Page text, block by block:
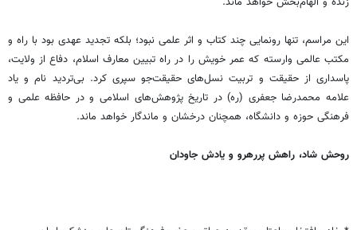
این مراسم، تنها رونمایی چند کتاب و اثر علمی نبود؛ بلکه تجدید عهدی بود با راه و
مکتب عالمی وارسته که عمر خویش را در راه تبیین معارف اسلام، دفاع از ولایت،
پاسداری از حقیقت و تربیت نسل‌های حقیقت‌جو سپری کرد. بی‌تردید نام و یاد
علامه محمدرضا جعفری (ره) در تاریخ پژوهش‌های اسلامی و در حافظه علمی و
فرهنگی حوزه و دانشگاه، همچنان درخشان و ماندگار خواهد ماند.
روحش شاد، راهش پررهرو و یادش جاودان